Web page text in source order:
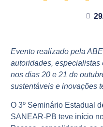
Evento realizado pela
autoridades, especialistas
nos dias 20 e 21 de
sustentáveis e inovações
O 3º Seminário Estadual
SANEAR-PB teve início